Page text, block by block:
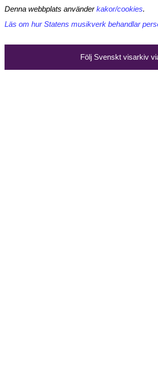
Denna webbplats använderkakor/cookies.
Läs om hur Statens musikverk behandlar
Följ Svenskt visarkiv